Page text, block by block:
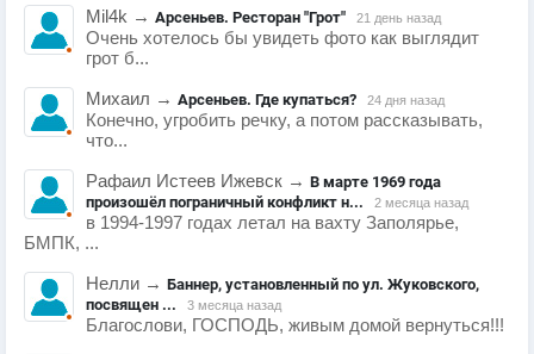
Mil4k → Арсеньев. Ресторан "Грот" 21 день назад
Очень хотелось бы увидеть фото как выглядит
грот б...
Михаил → Арсеньев. Где купаться? 24 дня назад
Конечно, угробить речку, а потом рассказывать,
что...
Рафаил Истеев Ижевск → В марте 1969 года
произошёл пограничный конфликт н...
2 месяца назад
в 1994-1997 годах летал на вахту Заполярье,
БМПК, ...
Нелли → Баннер, установленный по ул. Жуковского,
посвящен ...
3 месяца назад
Благослови, ГОСПОДЬ, живым домой вернуться!!!